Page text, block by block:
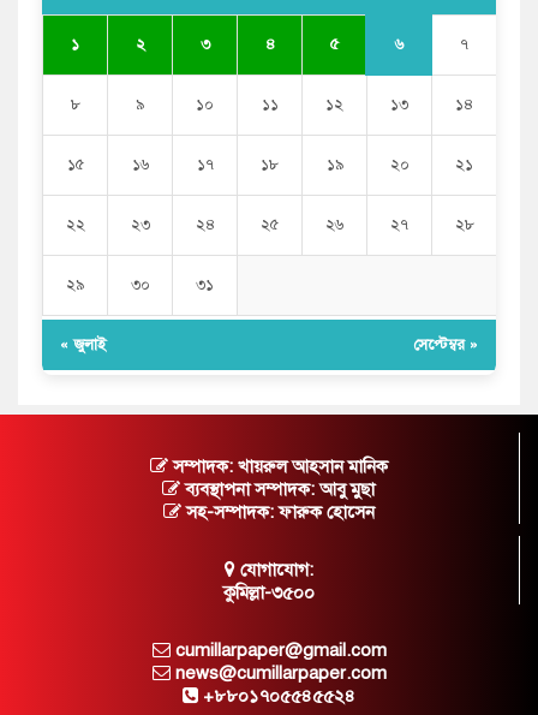
১ ২ ৩ ৪ ৫ ৬ ৭
৮ ৯ ১০ ১১ ১২ ১৩ ১৪
১৫ ১৬ ১৭ ১৮ ১৯ ২০ ২১
২২ ২৩ ২৪ ২৫ ২৬ ২৭ ২৮
২৯ ৩০ ৩১
« জুলাই সেপ্টেম্বর »
সম্পাদক: খায়রুল আহসান মানিক
ব্যবস্থাপনা সম্পাদক: আবু মুছা
সহ-সম্পাদক: ফারুক হোসেন
যোগাযোগ:
কুমিল্লা-৩৫০০
cumillarpaper@gmail.com
news@cumillarpaper.com
+৮৮০১৭০৫৫৪৫৫২৪